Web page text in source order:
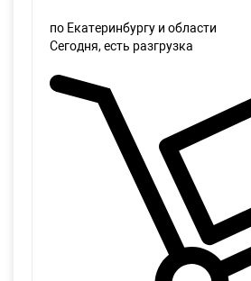
по Екатеринбургу и области
Сегодня, есть разгрузка